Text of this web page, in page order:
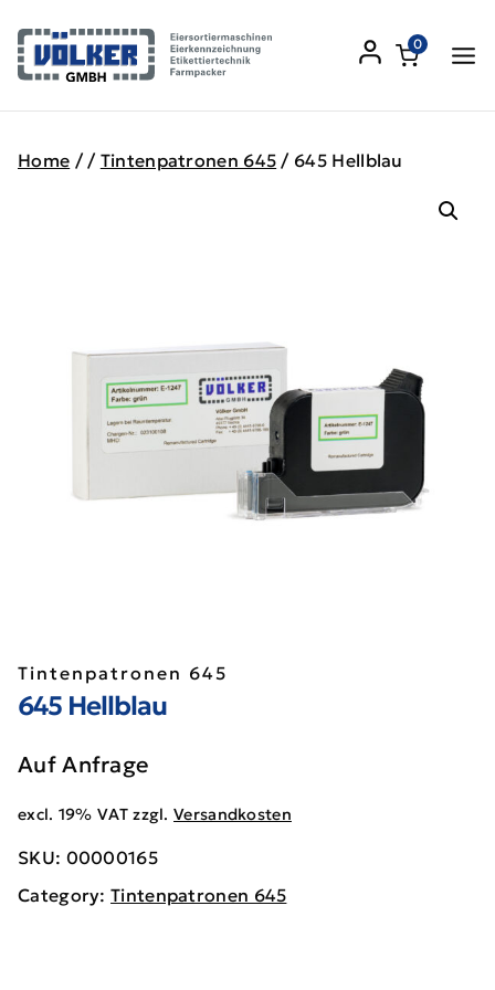
to
content
0
Home / / Tintenpatronen 645 / 645 Hellblau
Tintenpatronen 645
645 Hellblau
Auf Anfrage
excl. 19% VAT zzgl.Versandkosten
SKU: 00000165
Category:Tintenpatronen 645